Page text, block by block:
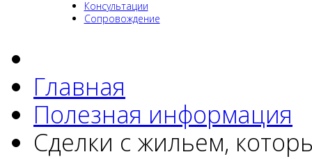
Консультации
Сопровождение
Главная
Полезная информация
Сделки с жильем,